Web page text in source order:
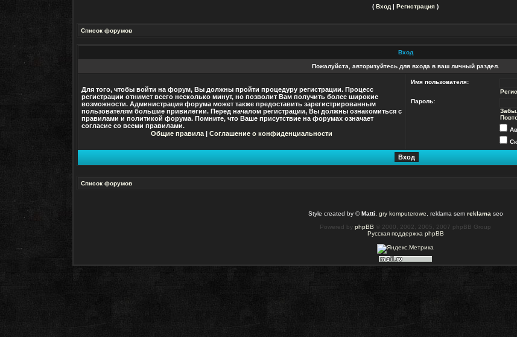
( Вход | Регистрация )
Список форумов
Вход
Пожалуйста, авторизуйтесь для входа в ваш личный раздел.
Для того, чтобы войти на форум, Вы должны пройти процедуру регистрации. Процесс
регистрации отнимет всего несколько минут, но позволит Вам получить более широкие
возможности. Администрация форума может также предоставить зарегистрированным
пользователям большие привилегии. Перед началом регистрации, Вы должны ознакомиться с
правилами и политикой форума. Помните, что Ваше присутствие на форумах означает
согласие со всеми правилами.
Общие правила | Соглашение о конфиденциальности
Имя пользователя:
Пароль:
Список форумов
Style created by ©Matti gry komputerowe , reklama sem reklama seo
Powered by phpBB © 2000, 2002, 2005, 2007 phpBB Group
Русская поддержка phpBB